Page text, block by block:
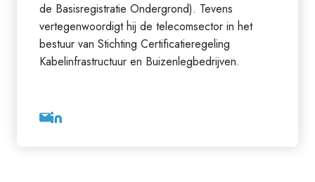
de Basisregistratie Ondergrond). Tevens
vertegenwoordigt hij de telecomsector in het
bestuur van Stichting Certificatieregeling
Kabelinfrastructuur en Buizenlegbedrijven.